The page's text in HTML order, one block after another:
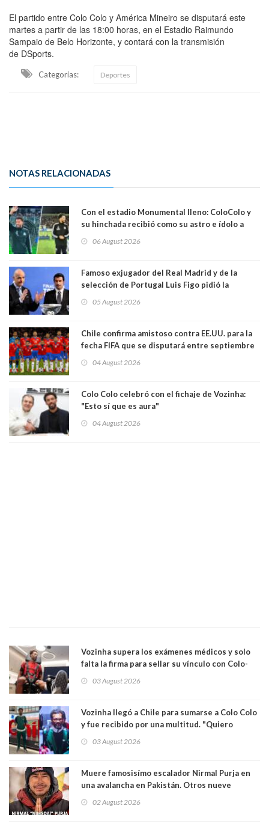
El partido entre Colo Colo y América Mineiro se disputará este
martes a partir de las 18:00 horas, en el Estadio Raimundo
Sampaio de Belo Horizonte, y contará con la transmisión
de DSports.
Categorias: Deportes
NOTAS RELACIONADAS
Con el estadio Monumental lleno: ColoColo y
su hinchada recibió como su astro e ídolo a
06 August 2026
Famoso exjugador del Real Madrid y de la
selección de Portugal Luis Figo pidió la
comportamiento más bajo y cobarde que he
05 August 2026
Chile confirma amistoso contra EE.UU. para la
fecha FIFA que se disputará entre septiembre
04 August 2026
Colo Colo celebró con el fichaje de Vozinha:
"Esto sí que es aura"
04 August 2026
Vozinha supera los exámenes médicos y solo
falta la firma para sellar su vínculo con Colo-
03 August 2026
Vozinha llegó a Chile para sumarse a Colo Colo
y fue recibido por una multitud. "Quiero
hinchas"
03 August 2026
Muere famosisímo escalador Nirmal Purja en
una avalancha en Pakistán. Otros nueve
02 August 2026